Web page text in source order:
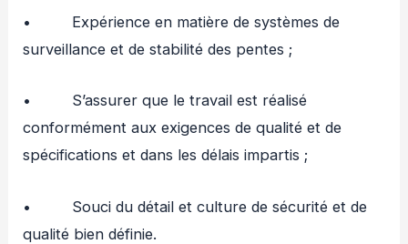
• Expérience en matière de systèmes de
surveillance et de stabilité des pentes ;
• S’assurer que le travail est réalisé
conformément aux exigences de qualité et de
spécifications et dans les délais impartis ;
• Souci du détail et culture de sécurité et de
qualité bien définie.